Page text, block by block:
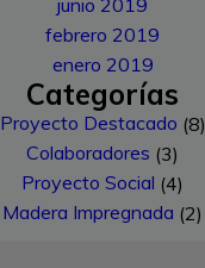
junio 2019
febrero 2019
enero 2019
Categorías
Proyecto Destacado (8)
Colaboradores (3)
Proyecto Social (4)
Madera Impregnada (2)